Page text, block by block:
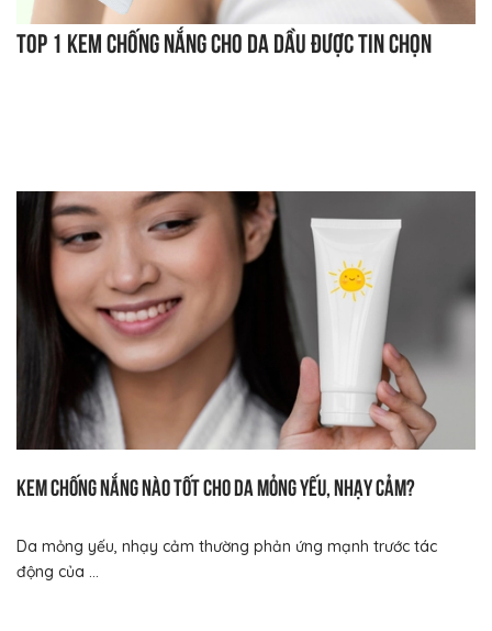
Top 1 kem chống nắng cho da dầu được tin chọn
Kem chống nắng nào tốt cho da mỏng yếu, nhạy cảm?
Da mỏng yếu, nhạy cảm thường phản ứng mạnh trước tác
động của ...